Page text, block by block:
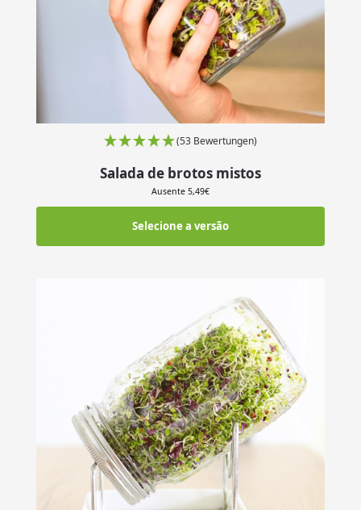
(53 Bewertungen)
Salada de brotos mistos
Ausente 5,49€
Selecione a versão